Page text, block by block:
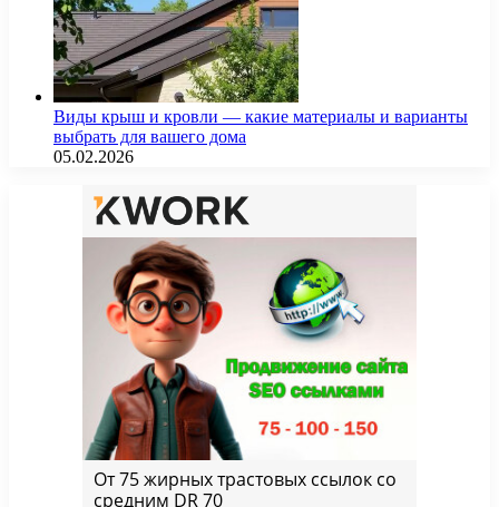
Виды крыш и кровли — какие материалы и варианты
выбрать для вашего дома
05.02.2026